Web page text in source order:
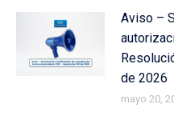
Aviso –
de 2026
mayo 20,